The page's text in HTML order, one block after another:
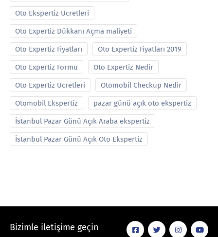
Oto Ekspertiz Ucretleri
Oto Expertiz Dükkanı Açma maliyeti
Oto Expertiz Fiyatları Oto Expertiz Fiyatları 2019
Oto Expertiz Formu Oto Expertiz Nedir
Oto Expertiz Ucretleri Otomobil Checkup Nedir
Otomobil Ekspertiz pazar günü açık oto ekspertiz
İstanbul Pazar Günü Açık Araba ekspertiz
İstanbul Pazar Günü Açık Oto Ekspertiz
Bizimle iletişime geçin